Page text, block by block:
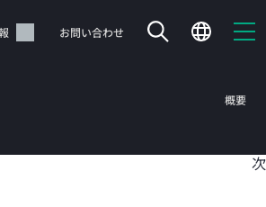
お問い合わせ
概要
次